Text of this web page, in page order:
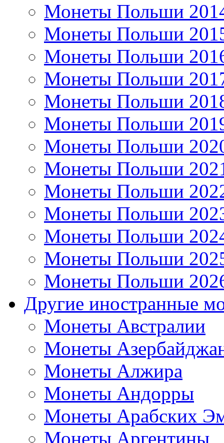
Монеты Польши
Монеты Польши
Монеты Польши
Монеты Польши
Монеты Польши
Монеты Польши
Монеты Польши
Монеты Польши
Монеты Польши
Монеты Польши
Монеты Польши
Монеты Польши
Монеты Польши
Другие иностранные
Монеты Австралии
Монеты
Монеты Алжира
Монеты Андорры
Монеты Арабских
Монеты Аргентины